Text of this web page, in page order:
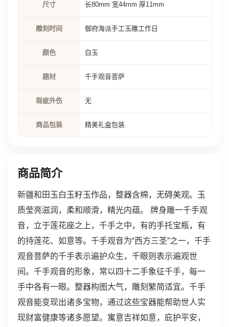
尺寸 长80mm 宽44mm 厚11mm
雕刻时间 御府海派手工玉雕工作日
颜色 白玉
题材 千手观音菩萨
瑕疵外伤 无
商品包装 精美礼盒包装
商品简介
新疆和田玉白玉籽玉作品，整器含棉，无碍美观。玉
质莹亮滋润，柔和顺滑，精光内蕴。 牌身雕一千手观
音，立于莲花座之上，千手之中，有的手托宝瓶，有
的持莲花、如意等。千手观音为“西方三圣”之一，千手
观音菩萨的千手表示遍护众生，千眼则表示遍观世
间。千手观音的形象，常以四十二手象征千手，每一
手中各有一眼。整器构图大气，雕刻繁简适宜。千手
观音能变现出诸多宝物，通过这些宝器能帮助世人实
现财富健康等诸多愿望。寓意吉祥如意，庇护平安，